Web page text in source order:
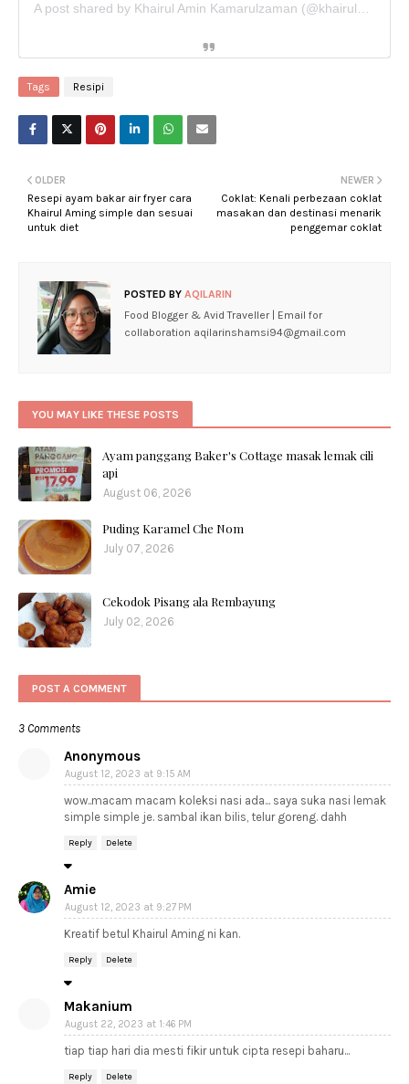
A post shared by Khairul Amin Kamarulzaman (@khairulaming)
Tags Resipi
NEWER
Coklat: Kenali perbezaan coklat
masakan dan destinasi menarik
penggemar coklat
OLDER
Resepi ayam bakar air fryer cara
Khairul Aming simple dan sesuai
untuk diet
POSTED BY AQILARIN
Food Blogger & Avid Traveller | Email for
collaboration aqilarinshamsi94@gmail.com
YOU MAY LIKE THESE POSTS
Ayam panggang Baker's Cottage masak lemak cili
api
August 06, 2026
Puding Karamel Che Nom
July 07, 2026
Cekodok Pisang ala Rembayung
July 02, 2026
POST A COMMENT
3 Comments
Anonymous
August 12, 2023 at 9:15 AM
wow..macam macam koleksi nasi ada... saya suka nasi lemak
simple simple je. sambal ikan bilis, telur goreng. dahh
Reply Delete
Amie
August 12, 2023 at 9:27 PM
Kreatif betul Khairul Aming ni kan.
Reply Delete
Makanium
August 22, 2023 at 1:46 PM
tiap tiap hari dia mesti fikir untuk cipta resepi baharu...
Reply Delete